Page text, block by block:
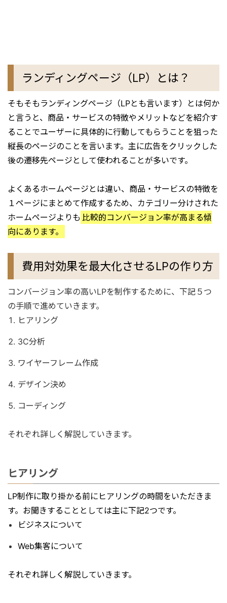
ランディングページ（LP）とは？
そもそもランディングページ（LPとも言います）とは何か
と言うと、商品・サービスの特徴やメリットなどを紹介す
ることでユーザーに具体的に行動してもらうことを狙った
縦長のページのことを言います。主に広告をクリックした
後の遷移先ページとして使われることが多いです。
よくあるホームページとは違い、商品・サービスの特徴を
１ページにまとめて作成するため、カテゴリー分けされた
ホームページよりも 比較的コンバージョン率が高まる傾
向にあります。
費用対効果を最大化させるLPの作り方
コンバージョン率の高いLPを制作するために、下記５つ
の手順で進めていきます。
ヒアリング
3C分析
ワイヤーフレーム作成
デザイン決め
コーディング
それぞれ詳しく解説していきます。
ヒアリング
LP制作に取り掛かる前にヒアリングの時間をいただきま
す。お聞きすることとしては主に下記2つです。
ビジネスについて
Web集客について
それぞれ詳しく解説していきます。